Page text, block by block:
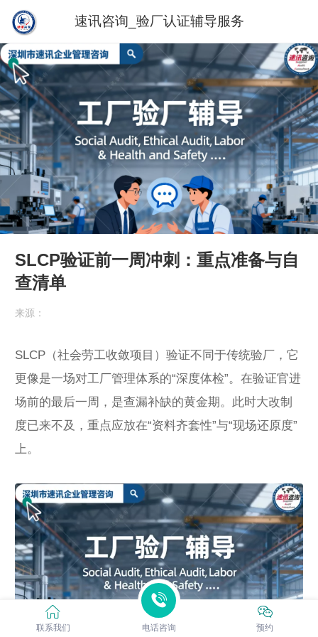
速讯咨询_验厂认证辅导服务
SLCP验证前一周冲刺：重点准备与自
查清单
来源：
SLCP（社会劳工收敛项目）验证不同于传统验厂，它
更像是一场对工厂管理体系的“深度体检”。在验证官进
场前的最后一周，是查漏补缺的黄金期。此时大改制
度已来不及，重点应放在“资料齐套性”与“现场还原度”
上。
联系我们 电话咨询 预约